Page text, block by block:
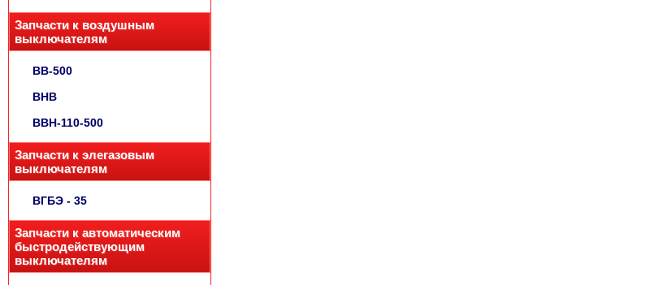
Запчасти к воздушным
выключателям
ВВ-500
ВНВ
ВВН-110-500
Запчасти к элегазовым
выключателям
ВГБЭ - 35
Запчасти к автоматическим
быстродействующим
выключателям